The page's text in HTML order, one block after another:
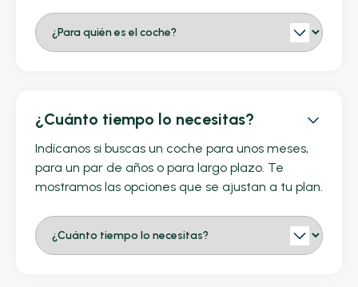
¿Cuánto tiempo lo necesitas?
Indícanos si buscas un coche para unos meses,
para un par de años o para largo plazo. Te
mostramos las opciones que se ajustan a tu plan.